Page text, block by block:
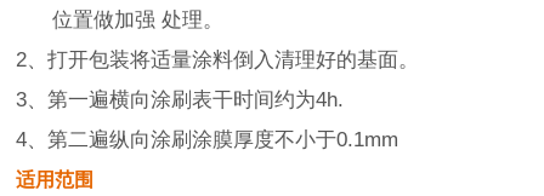
位置做加强 处理。
2、打开包装将适量涂料倒入清理好的基面。
3、第一遍横向涂刷表干时间约为4h.
4、第二遍纵向涂刷涂膜厚度不小于0.1mm
适用范围